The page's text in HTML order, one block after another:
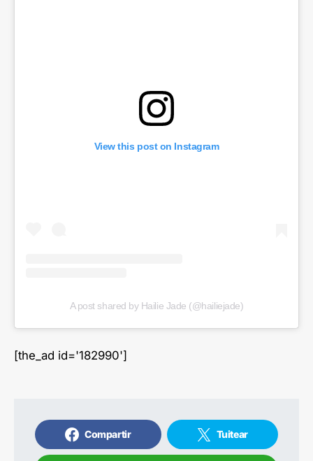
View this post on Instagram
A post shared by Hailie Jade (@hailiejade)
[the_ad id='182990']
Compartir Tuitear